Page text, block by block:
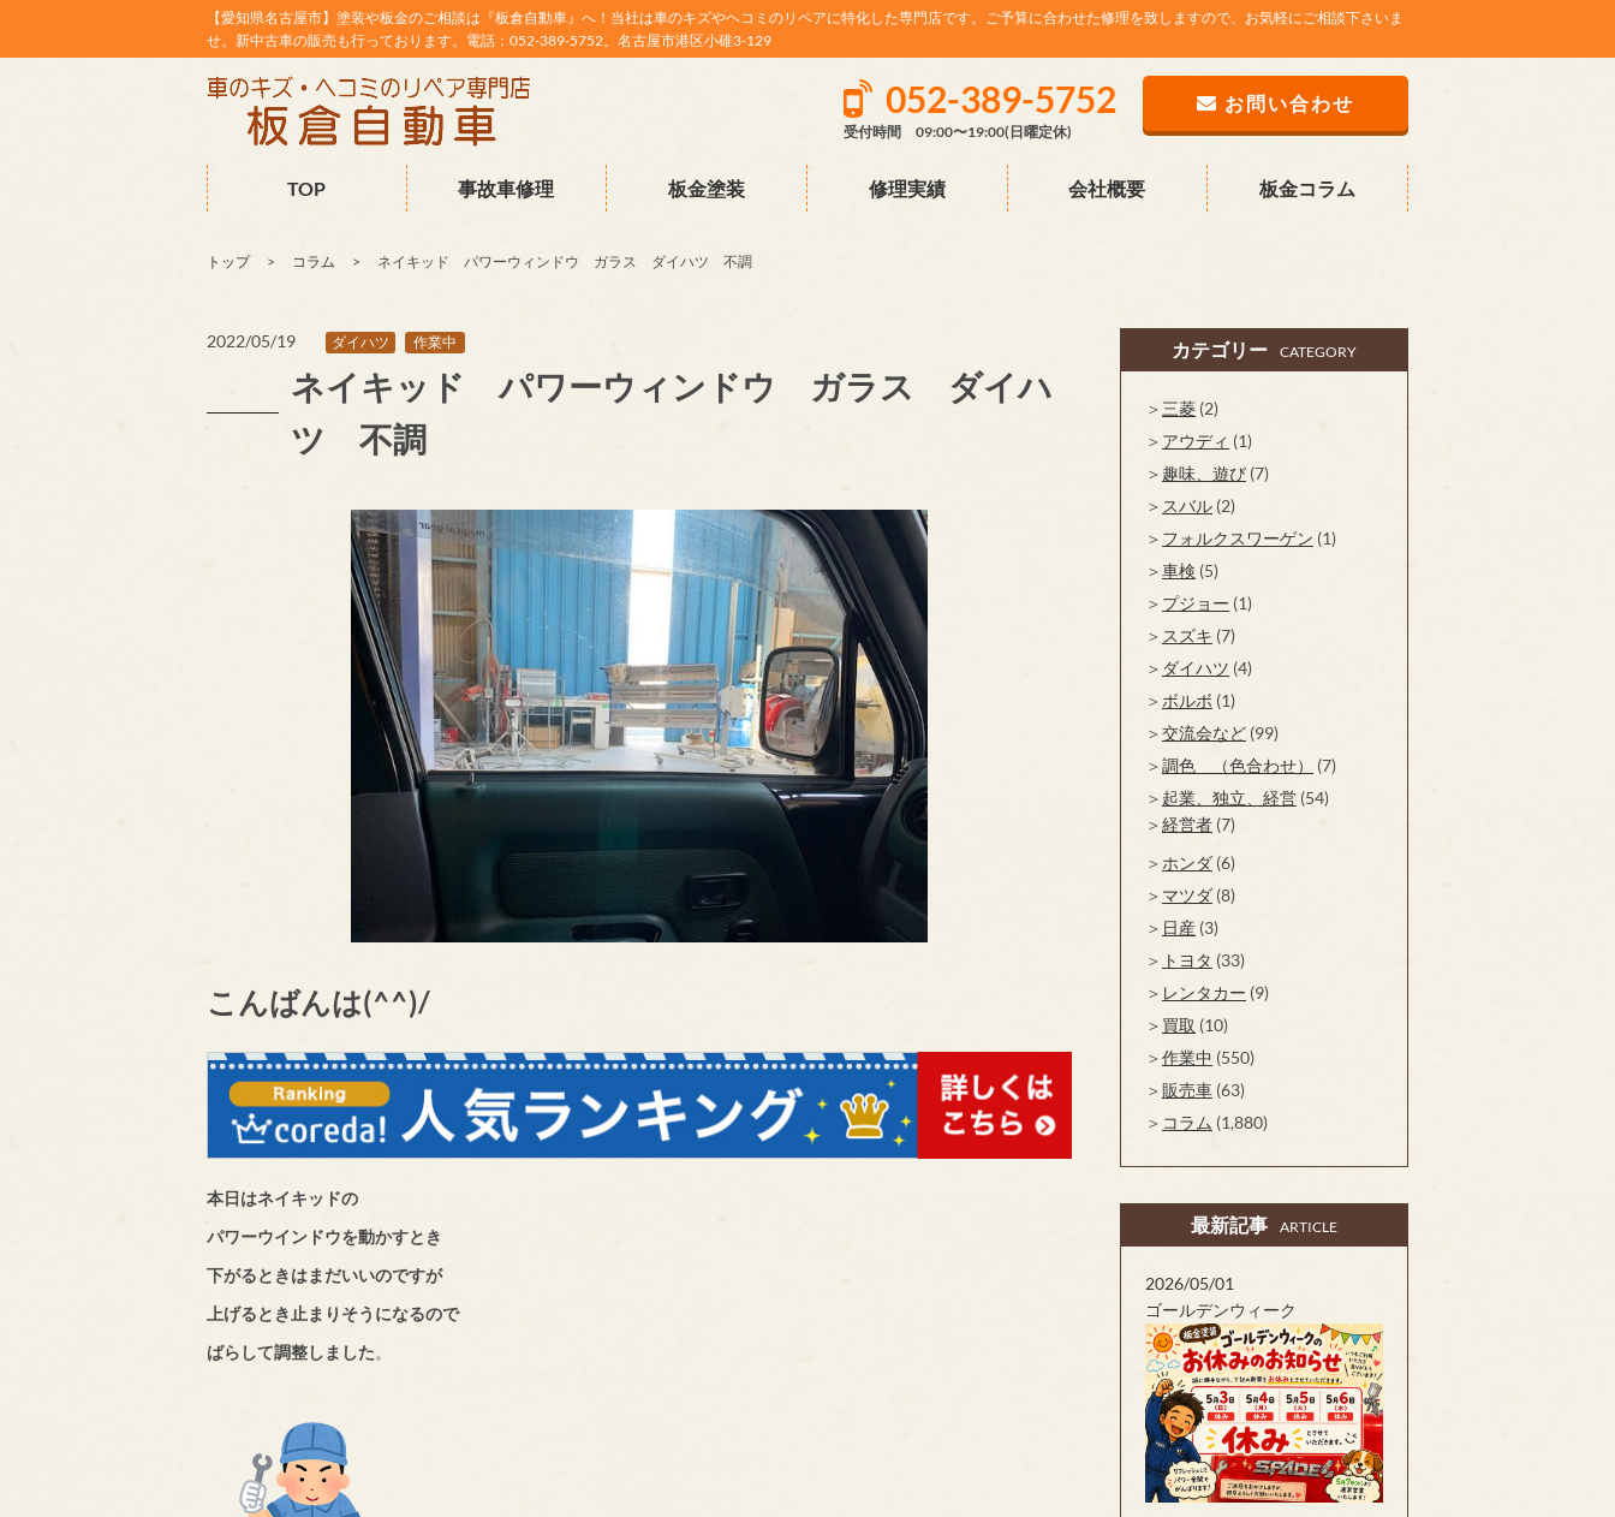
【愛知県名古屋市】塗装や板金のご相談は『板倉自動車』へ！当社は車のキズやヘコミのリペアに特化した専門店です。ご予算に合わせた修理を致しますので、お気軽にご相談下さいま
せ。新中古車の販売も行っております。電話：052-389-5752。名古屋市港区小碓3-129
052-389-5752
受付時間 09:00〜19:00(日曜定休)
お問い合わせ
TOP 事故車修理 板金塗装 修理実績 会社概要 板金コラム
トップ コラム ネイキッド パワーウィンドウ ガラス ダイハツ 不調
2022/05/19 ダイハツ 作業中
ネイキッド パワーウィンドウ ガラス ダイハ
ツ 不調
こんばんは(^^)/
本日はネイキッドの
パワーウインドウを動かすとき
下がるときはまだいいのですが
上げるとき止まりそうになるので
ばらして調整しました。
カテゴリー CATEGORY
三菱 (2)
アウディ (1)
趣味、遊び (7)
スバル (2)
フォルクスワーゲン (1)
車検 (5)
プジョー (1)
スズキ (7)
ダイハツ (4)
ボルボ (1)
交流会など (99)
調色 （色合わせ）
(7)
起業、独立、経営 (54)
経営者 (7)
ホンダ (6)
マツダ (8)
日産 (3)
トヨタ (33)
レンタカー (9)
買取 (10)
作業中 (550)
販売車 (63)
コラム (1,880)
最新記事 ARTICLE
2026/05/01
ゴールデンウィーク